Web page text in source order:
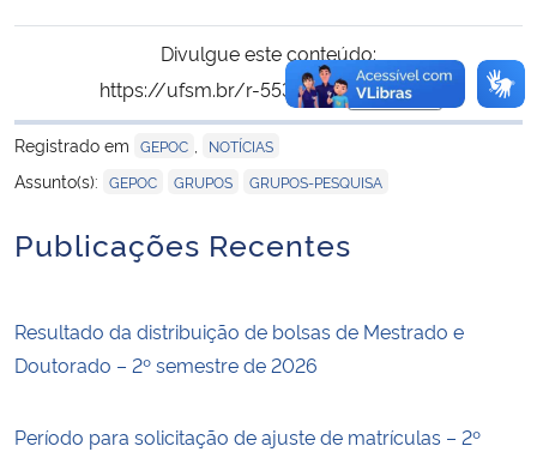
Divulgue este conteúdo:
https://ufsm.br/r-553-2447
Copiar
para área de
Registrado em GEPOC NOTÍCIAS
Assunto(s): GEPOC GRUPOS GRUPOS-PESQUISA
Publicações Recentes
Resultado da distribuição de bolsas de Mestrado e
Doutorado – 2º semestre de 2026
Período para solicitação de ajuste de matrículas – 2º